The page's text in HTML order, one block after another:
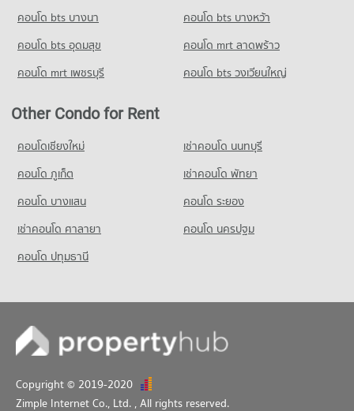
คอนโด bts บางนา
คอนโด bts บางหว้า
คอนโด bts อุดมสุข
คอนโด mrt ลาดพร้าว
คอนโด mrt เพชรบุรี
คอนโด bts วงเวียนใหญ่
Other Condo for Rent
คอนโดเชียงใหม่
เช่าคอนโด นนทบุรี
คอนโด ภูเก็ต
เช่าคอนโด พัทยา
คอนโด บางแสน
คอนโด ระยอง
เช่าคอนโด ศาลายา
คอนโด นครปฐม
คอนโด ปทุมธานี
Copyright © 2019-2020
Zimple Internet Co., Ltd. , All rights reserved.